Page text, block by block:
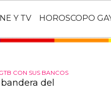
Y TV HOROSCOPO
CON SUS BANCOS
del